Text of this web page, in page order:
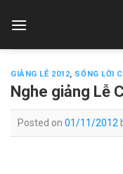
GIẢNG LỄ 2012, SỐNG LỜI
Nghe giảng Lễ
Posted on 01/11/2012